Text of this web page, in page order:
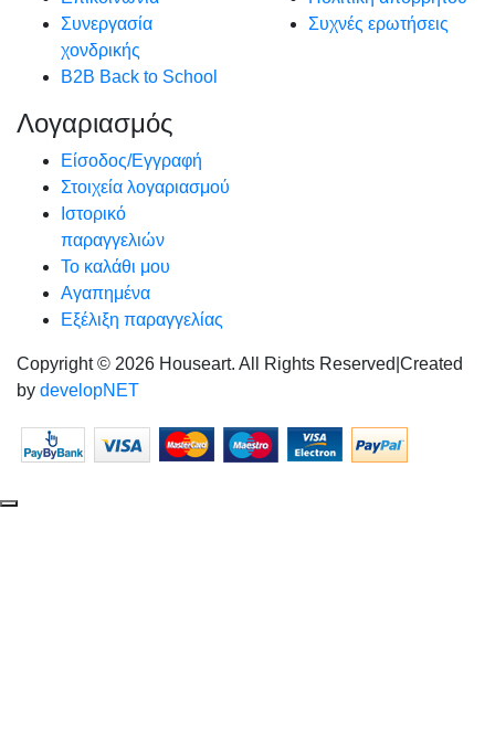
Συνεργασία
χονδρικής
B2B Back to School
Συχνές ερωτήσεις
Λογαριασμός
Είσοδος/Εγγραφή
Στοιχεία λογαριασμού
Ιστορικό
παραγγελιών
Το καλάθι μου
Αγαπημένα
Εξέλιξη παραγγελίας
Copyright © 2026 Houseart. All Rights Reserved Created
by developNET